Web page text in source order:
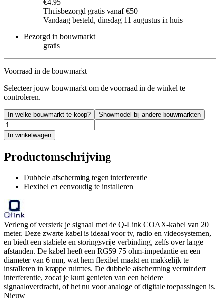
€4.95
Thuisbezorgd gratis vanaf €50
Vandaag besteld, dinsdag 11 augustus in huis
Bezorgd in bouwmarkt
gratis
Voorraad in de bouwmarkt
Selecteer jouw bouwmarkt om de voorraad in de winkel te
controleren.
In welke bouwmarkt te koop? Showmodel bij andere bouwmarkten
In winkelwagen
Productomschrijving
Dubbele afscherming tegen interferentie
Flexibel en eenvoudig te installeren
Verleng of versterk je signaal met de Q-Link COAX-kabel van 20
meter. Deze zwarte kabel is ideaal voor tv, radio en videosystemen,
en biedt een stabiele en storingsvrije verbinding, zelfs over lange
afstanden. De kabel heeft een RG59 75 ohm-impedantie en een
diameter van 6 mm, wat hem flexibel maakt en makkelijk te
installeren in krappe ruimtes. De dubbele afscherming vermindert
interferentie, zodat je kunt genieten van een heldere
signaaloverdracht, of het nu voor analoge of digitale toepassingen is.
Nieuw